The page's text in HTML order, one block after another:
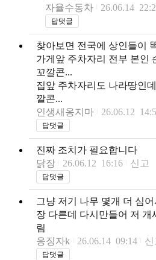
자율수동차
26.06.14
답댓글
찾아보면 전국에 상인들이
가게앞 주차자리 전부 본인
꼬깔콘...
집앞 주차자리도 나라땅인
깔콘...
인생새옹지마
26.06.12
답댓글
진짜 조치가 필요합니다
닭장
26.06.12 16:16 신고
답댓글
그냥 저기 나무 몇개 더 심
장 다른데 다시만들어 저
림
응징자k
26.06.14 09:14 신
답댓글